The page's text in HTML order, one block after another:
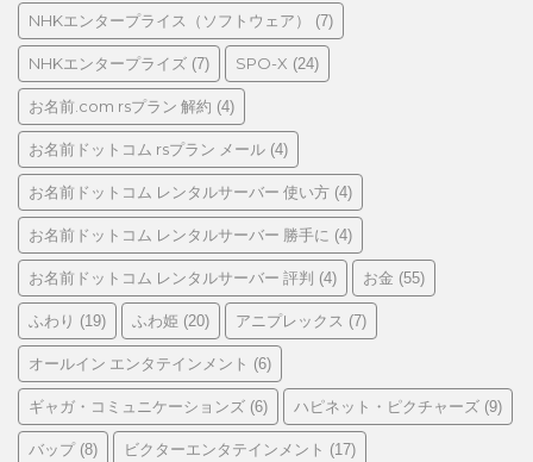
NHKエンタープライス（ソフトウェア） (7)
NHKエンタープライズ (7) SPO-X (24)
お名前.com rsプラン 解約 (4)
お名前ドットコム rsプラン メール (4)
お名前ドットコム レンタルサーバー 使い方 (4)
お名前ドットコム レンタルサーバー 勝手に (4)
お名前ドットコム レンタルサーバー 評判 (4) お金 (55)
ふわり (19) ふわ姫 (20) アニプレックス (7)
オールイン エンタテインメント (6)
ギャガ・コミュニケーションズ (6) ハピネット・ピクチャーズ (9)
バップ(8) ビクターエンタテインメント (17)